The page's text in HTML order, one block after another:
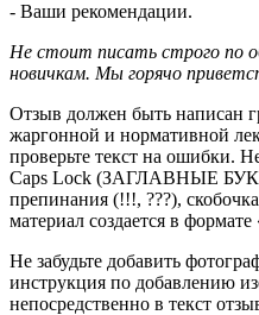
- Ваши рекомендации.
Не стоит писать строго по
новичкам. Мы горячо
Отзыв должен быть написан
жаргонной и нормативной
проверьте текст на ошибки.
Caps Lock (ЗАГЛАВНЫЕ
препинания (!!!, ???),
материал создается в
Не забудьте добавить
инструкция по добавлению
непосредственно в текст